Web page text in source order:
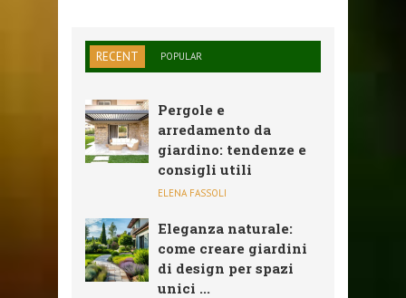
RECENT POPULAR
Pergole e
arredamento da
giardino: tendenze e
consigli utili
ELENA FASSOLI
Eleganza naturale:
come creare giardini
di design per spazi
unici ...